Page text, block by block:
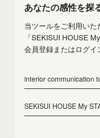
あなたの感性を探
当ツールをご利用いた
「SEKISUI HOUSE
会員登録またはログイ
interior communication
SEKISUI HOUSE My